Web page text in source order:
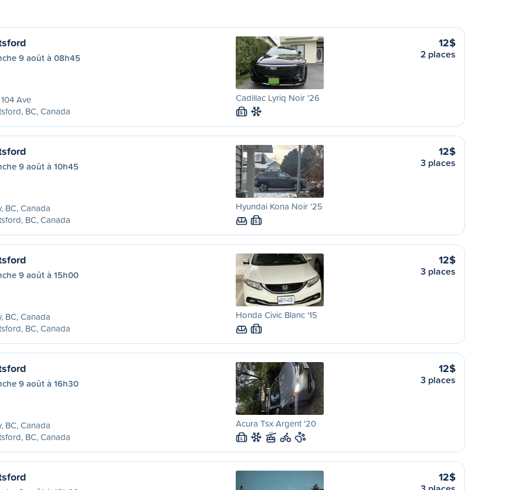
9 août à 08h45
Ave
BC, Canada
Cadillac Lyriq Noir '26
S
12$
2 places
9 août à 10h45
BC, Canada
BC, Canada
Hyundai Kona Noir '25
S
12$
3 places
9 août à 15h00
BC, Canada
BC, Canada
Honda Civic Blanc '15
S
12$
3 places
9 août à 16h30
BC, Canada
BC, Canada
Acura Tsx Argent '20
L
12$
3 places
12$